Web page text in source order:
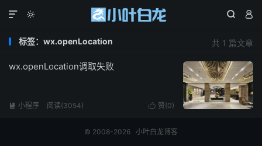
  

共 1 篇文章
标签：wx.openLocation
wx.openLocation调取失败
 赞(0)
 小程序 阅读(3054)
© 2008-2026 小叶白龙博客